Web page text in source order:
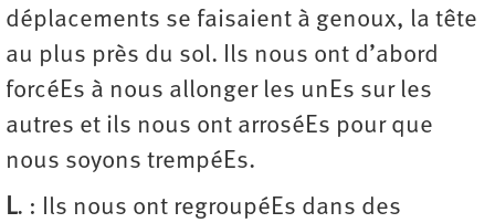
déplacements se faisaient à genoux, la tête
au plus près du sol. Ils nous ont d’abord
forcéEs à nous allonger les unEs sur les
autres et ils nous ont arroséEs pour que
nous soyons trempéEs.
L. : Ils nous ont regroupéEs dans des